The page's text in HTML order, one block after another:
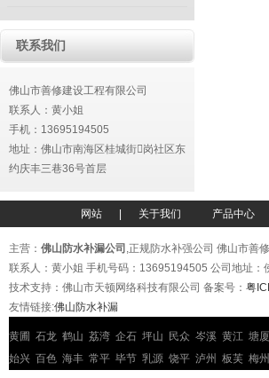
联系我们
佛山市善修建设工程有限公司
联系人：黄小姐
手机： 13695194505
地址：佛山市南海区桂城街岗社区东
约庆丰三巷36号首层
网站 关于我们 产品中心
主营： 佛山防水补漏公司 ,正规防水补强公司 佛山市善
联系人：黄小姐 手机号码：13695194505 公司地址
技术支持：佛山市天顿网络科技有限公司 备案号： 粤
友情链接:佛山防水补漏
黄圃 石龙 鹤山 荔湾 企石 坪山 民众 岑溪 黄江 塘厦
始兴 百色 海丰 常平 毕节 乳源 饶平 泸州 板芙 梅州